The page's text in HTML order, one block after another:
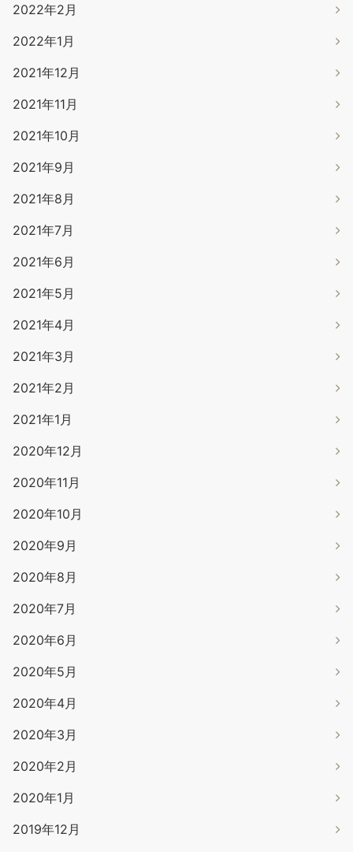
2022年2月
2022年1月
2021年12月
2021年11月
2021年10月
2021年9月
2021年8月
2021年7月
2021年6月
2021年5月
2021年4月
2021年3月
2021年2月
2021年1月
2020年12月
2020年11月
2020年10月
2020年9月
2020年8月
2020年7月
2020年6月
2020年5月
2020年4月
2020年3月
2020年2月
2020年1月
2019年12月